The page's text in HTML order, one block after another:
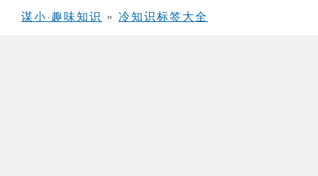
谋小·趣味知识 » 冷知识标签大全